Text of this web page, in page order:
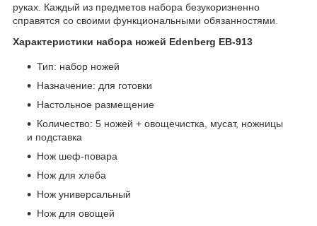
руках. Каждый из предметов набора безукоризненно
справятся со своими функциональными обязанностями.
Характеристики набора ножей Edenberg EB-913
Тип: набор ножей
Назначение: для готовки
Настольное размещение
Количество: 5 ножей + овощечистка, мусат, ножницы
и подставка
Нож шеф-повара
Нож для хлеба
Нож универсальный
Нож для овощей